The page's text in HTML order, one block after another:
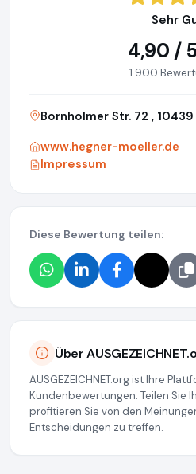
Sehr
4,90 /
1.900
Bornholmer Str. 72 ,
www.hegner-moeller.de
Impressum
Diese Bewertung teilen:
Über
AUSGEZEICHNET.org ist Ihre
Kundenbewertungen. Teilen Sie
profitieren Sie von den
Entscheidungen zu treffen.